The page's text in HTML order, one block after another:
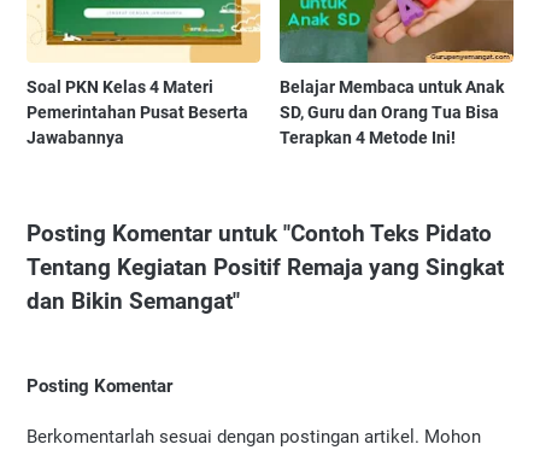
Soal PKN Kelas 4 Materi
Pemerintahan Pusat Beserta
Jawabannya
Belajar Membaca untuk Anak
SD, Guru dan Orang Tua Bisa
Terapkan 4 Metode Ini!
Posting Komentar untuk "Contoh Teks Pidato
Tentang Kegiatan Positif Remaja yang Singkat
dan Bikin Semangat"
Posting Komentar
Berkomentarlah sesuai dengan postingan artikel. Mohon